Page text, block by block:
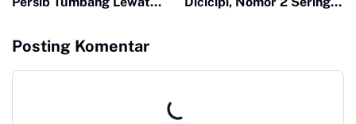
Posting Komentar